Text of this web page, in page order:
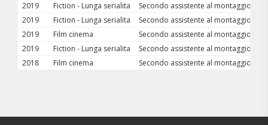
2019
Fiction - Lunga serialita Secondo assistente al montaggio
2019
Fiction - Lunga serialita Secondo assistente al montaggio
2019
Film cinema Secondo assistente al montaggio
2019
Fiction - Lunga serialita Secondo assistente al montaggio
2018
Film cinema Secondo assistente al montaggio